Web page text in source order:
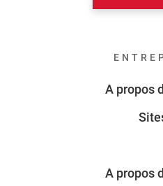
A propos
A propos